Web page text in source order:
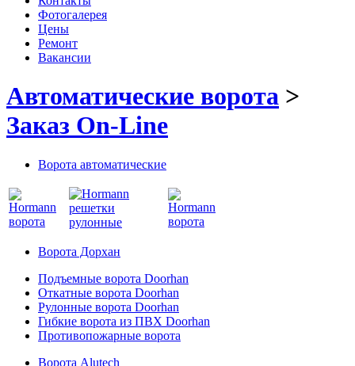
Фотогалерея
Цены
Ремонт
Вакансии
Автоматические ворота >
Заказ On-Line
Ворота автоматические
Ворота Дорхан
Подъемные ворота Doorhan
Откатные ворота Doorhan
Рулонные ворота Doorhan
Гибкие ворота из ПВХ Doorhan
Противопожарные ворота
Ворота Alutech